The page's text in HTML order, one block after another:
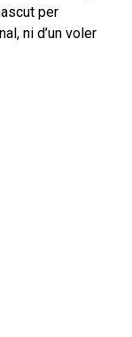
per
ni d’un voler